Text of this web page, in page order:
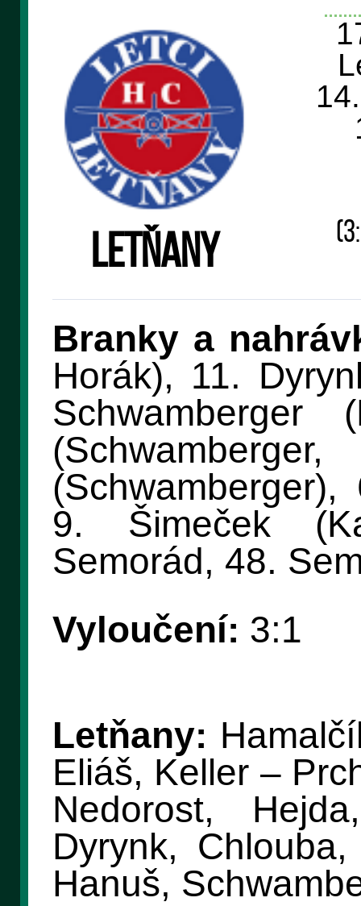
Letňany
Branky a
Horák), 11.
Schwamberger
9. Šimeček
Semorád, 48.
Vyloučení: 3:1
Letňany:
Eliáš, Keller –
Nedorost,
Dyrynk,
Hanuš,